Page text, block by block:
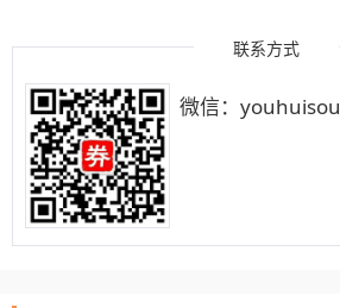
联系方式
微信：youhuisou